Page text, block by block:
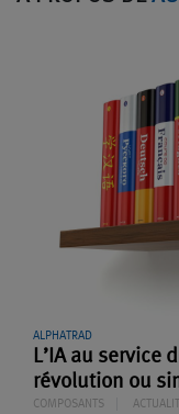
ALPHATRAD
L’IA au
révolution ou
COMPOSANTS